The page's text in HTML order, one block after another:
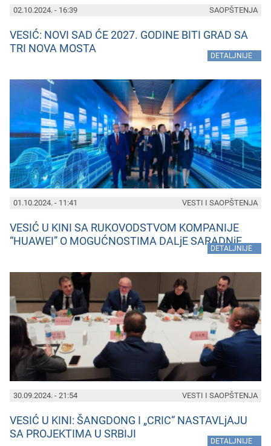
02.10.2024. - 16:39
VESIĆ: NOVI SAD ĆE 2027. GODINE BITI GRAD SA
TRI NOVA MOSTA
DETALJNIJE
SAOPŠTENJA
01.10.2024. - 11:41
VESIĆ U KINI SA RUKOVODSTVOM KOMPANIJE
“HUAWEI” O MOGUĆNOSTIMA DALjE SARADNjE
DETALJNIJE
VESTI I SAOPŠTENJA
30.09.2024. - 21:54
VESIĆ U KINI: ŠANGDONG I „CRIC“ NASTAVLjAJU
SA PROJEKTIMA U SRBIJI
DETALJNIJE
VESTI I SAOPŠTENJA